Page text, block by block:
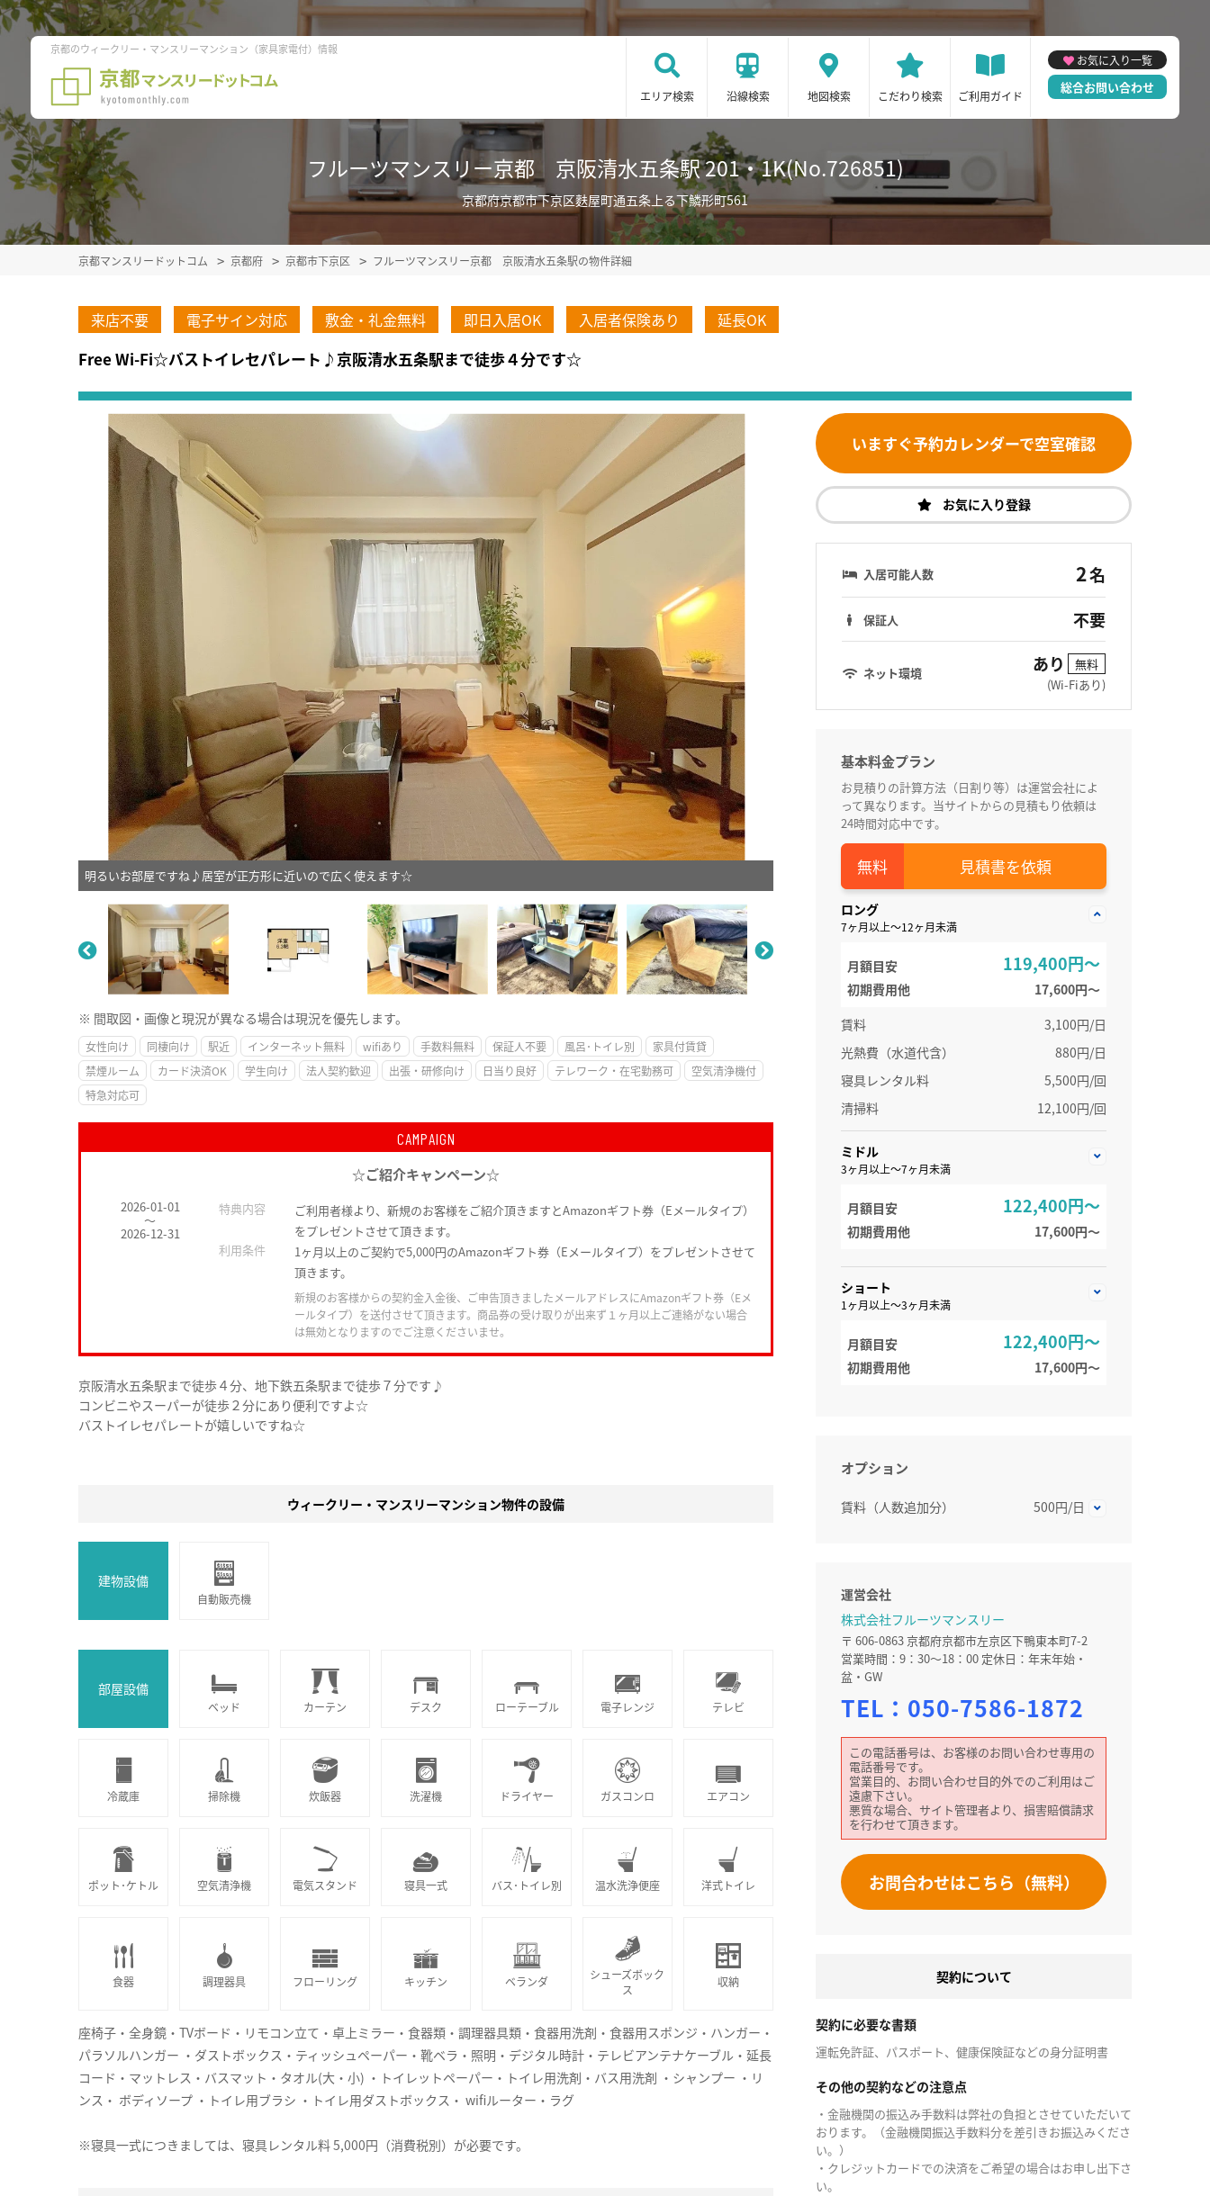
京都のウィークリー・マンスリーマンション（家具家電付）情報
エリア検索 沿線検索 地図検索 こだわり検索 ご利用ガイド
お気に入り一覧
総合お問い合わせ
フルーツマンスリー京都 京阪清水五条駅 201・1K(No.726851)
京都府京都市下京区麩屋町通五条上る下鱗形町561
京都マンスリードットコム 京都府 京都市下京区 フルーツマンスリー京都 京阪清水五条駅の物件詳細
来店不要 電子サイン対応 敷金・礼金無料 即日入居OK 入居者保険あり 延長OK
Free Wi-Fi☆バストイレセパレート♪京阪清水五条駅まで徒歩４分です☆
明るいお部屋ですね♪居室が正方形に近いので広く使えます☆
※ 間取図・画像と現況が異なる場合は現況を優先します。
女性向け 同棲向け 駅近 インターネット無料 wifiあり 手数料無料 保証人不要 風呂･トイレ別
家具付賃貸
禁煙ルーム
カード決済OK 学生向け 法人契約歓迎 出張・研修向け 日当り良好 テレワーク・在宅勤務可
空気清浄機付
特急対応可
CAMPAIGN
☆ご紹介キャンペーン☆
2026-01-01
～
2026-12-31
特典内容
ご利用者様より、新規のお客様をご紹介頂きますとAmazonギフト券（Eメールタイプ）
をプレゼントさせて頂きます。
利用条件
1ヶ月以上のご契約で5,000円のAmazonギフト券（Eメールタイプ）をプレゼントさせて
頂きます。
新規のお客様からの契約金入金後、ご申告頂きましたメールアドレスにAmazonギフト券（Eメ
ールタイプ）を送付させて頂きます。商品券の受け取りが出来ず１ヶ月以上ご連絡がない場合
は無効となりますのでご注意くださいませ。
京阪清水五条駅まで徒歩４分、地下鉄五条駅まで徒歩７分です♪
コンビニやスーパーが徒歩２分にあり便利ですよ☆
バストイレセパレートが嬉しいですね☆
いますぐ予約カレンダーで空室確認
お気に入り登録
入居可能人数 2名
保証人 不要
ネット環境 あり
無料
(Wi-Fiあり)
基本料金プラン
お見積りの計算方法（日割り等）は運営会社によ
って異なります。当サイトからの見積もり依頼は
24時間対応中です。
見積書を依頼
ロング
7ヶ月以上～12ヶ月未満
月額目安 119,400円～
初期費用他
17,600円〜
賃料
3,100円/日
光熱費（水道代含）
880円/日
寝具レンタル料
5,500円/回
清掃料
12,100円/回
ミドル
3ヶ月以上～7ヶ月未満
月額目安 122,400円～
初期費用他 17,600円〜
ショート
1ヶ月以上～3ヶ月未満
月額目安 122,400円～
初期費用他 17,600円〜
オプション
賃料（人数追加分） 500円/日
運営会社
株式会社フルーツマンスリー
〒 606-0863 京都府京都市左京区下鴨東本町7-2
営業時間：9：30～18：00 定休日：年末年始・
盆・GW
TEL： 050-7586-1872
この電話番号は、お客様のお問い合わせ専用の
電話番号です。
営業目的、お問い合わせ目的外でのご利用はご
遠慮下さい。
悪質な場合、サイト管理者より、損害賠償請求
を行わせて頂きます。
お問合わせはこちら（無料）
契約について
契約に必要な書類
運転免許証、パスポート、健康保険証などの身分証明書
その他の契約などの注意点
・金融機関の振込み手数料は弊社の負担とさせていただいて
おります。（金融機関振込手数料分を差引きお振込みくださ
い。）
・クレジットカードでの決済をご希望の場合はお申し出下さ
い。
ウィークリー・マンスリーマンション物件の設備
建物設備
自動販売機
部屋設備
ベッド カーテン デスク ローテーブル 電子レンジ テレビ
冷蔵庫 掃除機 炊飯器 洗濯機 ドライヤー ガスコンロ エアコン
ポット･ケトル 空気清浄機 電気スタンド 寝具一式 バス･トイレ別 温水洗浄便座 洋式トイレ
食器 調理器具 フローリング キッチン ベランダ
シューズボック
ス
収納
座椅子・全身鏡・TVボード・リモコン立て・卓上ミラー・食器類・調理器具類・食器用洗剤・食器用スポンジ・ハンガー・
パラソルハンガー ・ダストボックス・ティッシュペーパー・靴ベラ・照明・デジタル時計・テレビアンテナケーブル・延長
コード・マットレス・バスマット・タオル(大・小) ・トイレットペーパー・トイレ用洗剤・バス用洗剤 ・シャンプー ・リ
ンス・ ボディソープ ・トイレ用ブラシ ・トイレ用ダストボックス・ wifiルーター・ラグ
※寝具一式につきましては、寝具レンタル料 5,000円（消費税別）が必要です。